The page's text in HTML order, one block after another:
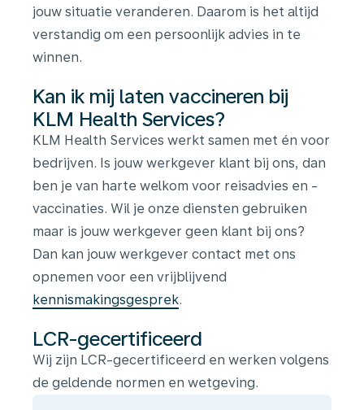
jouw situatie veranderen. Daarom is het altijd
verstandig om een persoonlijk advies in te
winnen.
Kan ik mij laten vaccineren bij
KLM Health Services?
KLM Health Services werkt samen met én voor
bedrijven. Is jouw werkgever klant bij ons, dan
ben je van harte welkom voor reisadvies en -
vaccinaties. Wil je onze diensten gebruiken
maar is jouw werkgever geen klant bij ons?
Dan kan jouw werkgever contact met ons
opnemen voor een vrijblijvend
kennismakingsgesprek.
LCR-gecertificeerd
Wij zijn LCR-gecertificeerd en werken volgens
de geldende normen en wetgeving.